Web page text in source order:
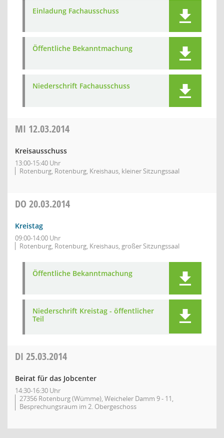
Einladung Fachausschuss
Öffentliche Bekanntmachung
Niederschrift Fachausschuss
MI 12.03.2014
Kreisausschuss
13:00-15:40 Uhr
Rotenburg, Rotenburg, Kreishaus, kleiner Sitzungssaal
DO 20.03.2014
Kreistag
09:00-14:00 Uhr
Rotenburg, Rotenburg, Kreishaus, großer Sitzungssaal
Öffentliche Bekanntmachung
Niederschrift Kreistag - öffentlicher
Teil
DI 25.03.2014
Beirat für das Jobcenter
14:30-16:30 Uhr
27356 Rotenburg (Wümme), Weicheler Damm 9 - 11,
Besprechungsraum im 2. Obergeschoss